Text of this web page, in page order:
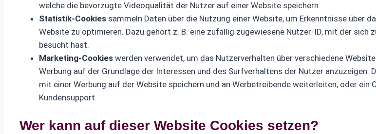
welche die bevorzugte Videoqualität der Nutzer auf einer Website speichern.
Statistik-Cookies sammeln Daten über die Nutzung einer Website, um Erkenntnisse über
Website zu optimieren. Dazu gehört z. B. eine zufällig zugewiesene Nutzer-ID, mit der sich
besucht hast.
Marketing-Cookies werden verwendet, um das Nutzerverhalten über verschiedene
Werbung auf der Grundlage der Interessen und des Surfverhaltens der Nutzer anzuzeigen.
mit einer Werbung auf der Website speichern und an Werbetreibende weiterleiten, oder ein
Kundensupport.
Wer kann auf dieser Website Cookies setzen?